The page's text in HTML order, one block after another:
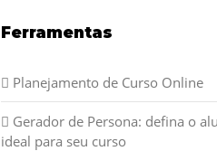
Ferramentas
Planejamento de Curso Online
Gerador de Persona: defina o
ideal para seu curso